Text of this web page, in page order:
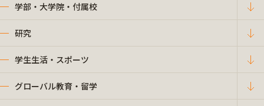
学部・大学院・付属校
研究
学生生活・スポーツ
グローバル教育・留学